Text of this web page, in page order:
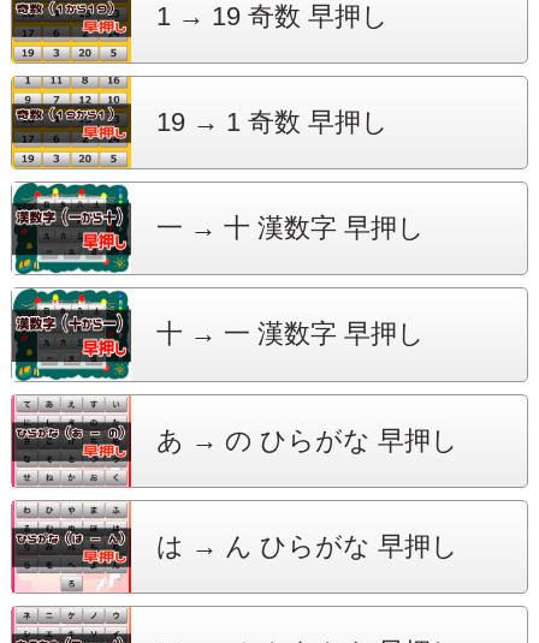
1 → 19 奇数 早押し
19 → 1 奇数 早押し
一 → 十 漢数字 早押し
十 → 一 漢数字 早押し
あ → の ひらがな 早押し
は → ん ひらがな 早押し